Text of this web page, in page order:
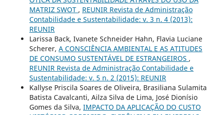
MATRIZ SWOT , REUNIR Revista de Administração
Contabilidade e Sustentabilidade: v. 3 n. 4 (2013):
REUNIR
Larissa Back, Ivanete Schneider Hahn, Flavia Luciane
Scherer, A CONSCIÊNCIA AMBIENTAL E AS ATITUDES
DE CONSUMO SUSTENTÁVEL DE ESTRANGEIROS ,
REUNIR Revista de Administração Contabilidade e
Sustentabilidade: v. 5 n. 2 (2015): REUNIR
Kallyse Priscila Soares de Oliveira, Brasiliana Sulamita
Batista Cavalcanti, Ailza Silva de Lima, José Dionísio
Gomes da Silva, IMPACTO DA APLICAÇÃO DO CUSTO